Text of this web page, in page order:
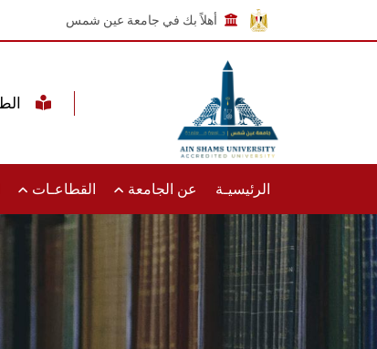
أهلاً بك في جامعة عين شمس
الرئيسيـة عن الجامعة القطاعـات